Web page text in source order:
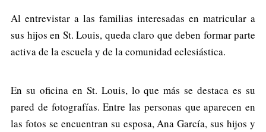
Al entrevistar a las familias interesadas en matricular a
sus hijos en St. Louis, queda claro que deben formar parte
activa de la escuela y de la comunidad eclesiástica.
En su oficina en St. Louis, lo que más se destaca es su
pared de fotografías. Entre las personas que aparecen en
las fotos se encuentran su esposa, Ana García, sus hijos y